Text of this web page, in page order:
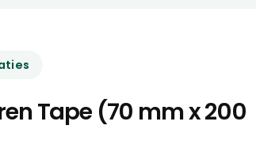
Tape (70 mm x 200